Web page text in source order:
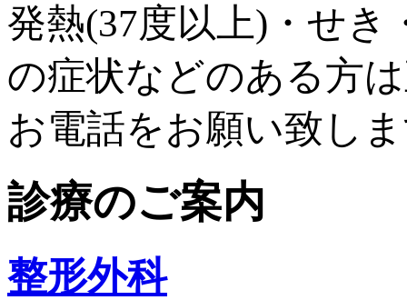
発熱(37度以上)・せ
の症状などのある方
お電話をお願い致し
診療のご案内
整形外科